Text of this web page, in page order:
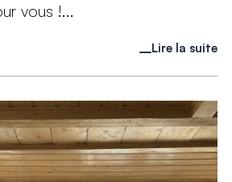
vous !...
Lire la suite